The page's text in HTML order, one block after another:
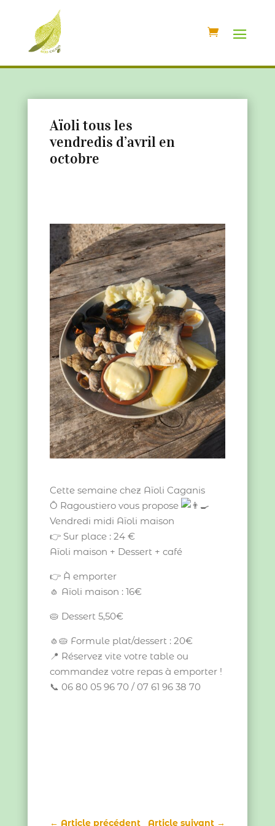
Aïoli tous les
vendredis d’avril en
octobre
Cette semaine chez Aïoli Caganis
Ô Ragoustiero vous propose
Vendredi midi Aïoli maison
👉 Sur place : 24 €
Aïoli maison + Dessert + café
👉 À emporter
🧄 Aïoli maison : 16€
🥧 Dessert 5,50€
🧄🥧 Formule plat/dessert : 20€
📍 Réservez vite votre table ou
commandez votre repas à emporter !
📞 06 80 05 96 70 / 07 61 96 38 70
← Article précédent Article suivant →